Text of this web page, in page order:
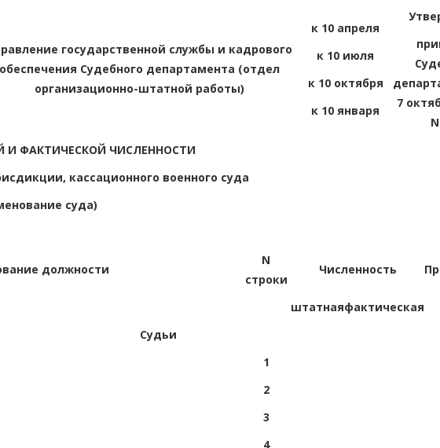
государственной службы и кадрового
обеспечения Судебного департамента (отдел
организационно-штатной работы)
к 10 апреля
к 10 июля
к 10 октября
к 10 января
7
N
И ФАКТИЧЕСКОЙ ЧИСЛЕННОСТИ
кассационного военного суда
суда)
должности
N
строки
Численность
штатнаяфактическая
Судьи
1
2
3
4